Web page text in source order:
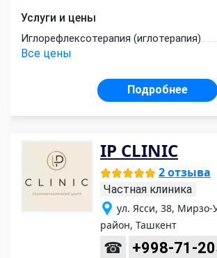
Услуги и цены
Иглорефлексотерапия (иглотерапия)
Все цены
Подробнее
IP CLINIC
2 отзыва
Частная клиника
ул. Ясси, 38, Мирзо-
район, Ташкент
☎ +998-71-